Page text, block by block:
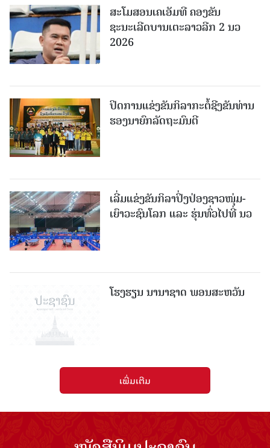
ສະໂມສອນເຄເອັມທີ ຄອງຂັນ
ຊະນະເລີດບານເຕະລາວລີກ 2 ນວ
2026
ປິດການແຂ່ງຂັນກິລາກະຕໍ້ຊີງຂັນທ່ານ
ຮອງນາຍົກລັດຖະມົນຕີ
ເລີ່ມແຂ່ງຂັນກິລາປິ່ງປ່ອງຊາວໜຸ່ມ-
ເຍົາວະຊົນໂລກ ແລະ ຮຸ່ນທົ່ວໄປທີ່ ນວ
ໂຮງຮຽນ ນານາຊາດ ພອນສະຫວັນ
ເພີ່ມເຕີມ